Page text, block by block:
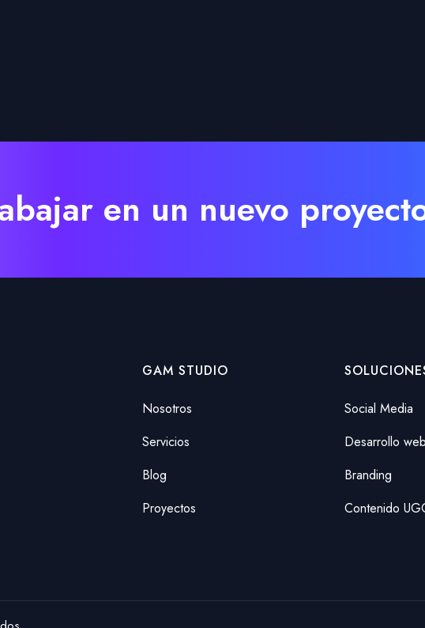
en un nuevo
GAM STUDIO
Nosotros
Servicios
Blog
Proyectos
Social Media
Desarrollo web
Branding
Contenido